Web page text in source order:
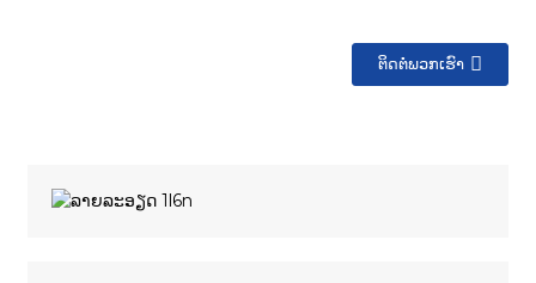
ຕິດຕໍ່ພວກເຮົາ